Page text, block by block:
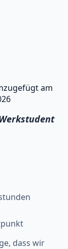
am
dass wir